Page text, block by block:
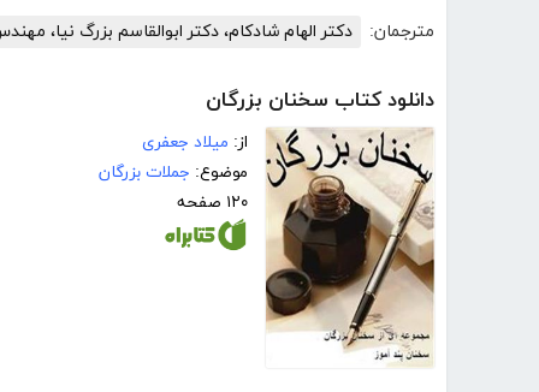
مترجمان: دکتر الهام شادکام، دکتر ابوالقاسم بزرگ نیا،
دانلود کتاب سخنان بزرگان
از: میلاد جعفری
موضوع: جملات بزرگان
۱۲۰ صفحه